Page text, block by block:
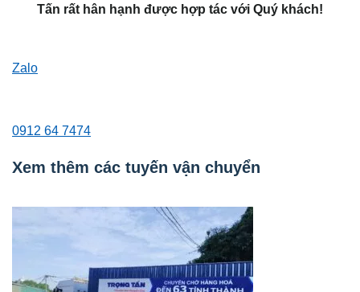
Tấn rất hân hạnh được hợp tác với Quý khách!
Zalo
0912 64 7474
Xem thêm các tuyến vận chuyển